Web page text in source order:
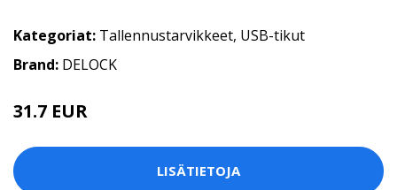
Kategoriat: Tallennustarvikkeet, USB-tikut
Brand: DELOCK
31.7 EUR
LISÄTIETOJA